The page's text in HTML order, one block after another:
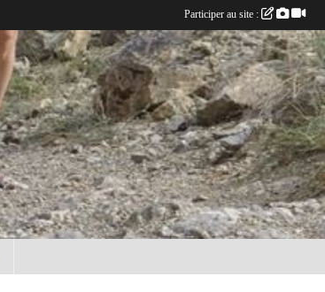
Participer au site :